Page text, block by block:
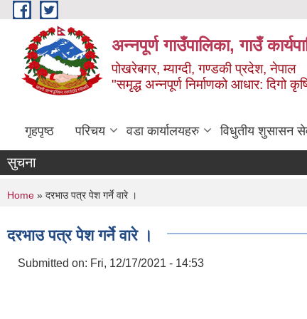
Skip to main content
अन्‍नपूर्ण गाउँपालिका, गाउँ
पोखरेबगर, म्याग्दी, गण्डकी प्रदेश, नेपाल
"समृद्ध अन्‍नपूर्ण निर्माणको आधार: दिगो
गृहपृष्ठ परिचय वडा कार्यालयहरु विधुतीय शुसासन
सुचना
You are here
Home » दरभाउ पत्र पेश गर्ने वारे ।
दरभाउ पत्र पेश गर्ने वारे ।
Submitted on: Fri, 12/17/2021 - 14:53